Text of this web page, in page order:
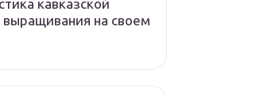
кавказской
на своем